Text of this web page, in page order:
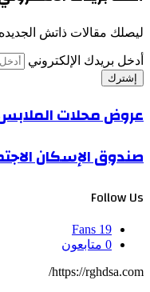
ليصلك مقالات ذاتش
أدخل بريدك الإلكتروني
عروض محلات
صندوق الإسكان
Follow Us
19
Fans
0 متابعون
https://rghdsa.com/